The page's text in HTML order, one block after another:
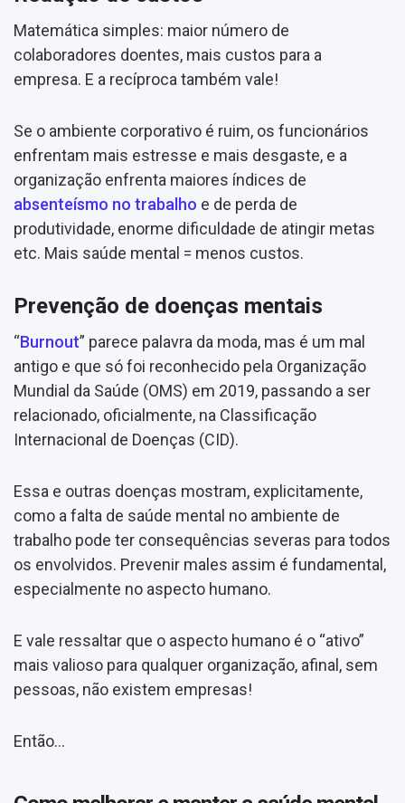
Matemática simples: maior número de
colaboradores doentes, mais custos para a
empresa. E a recíproca também vale!
Se o ambiente corporativo é ruim, os funcionários
enfrentam mais estresse e mais desgaste, e a
organização enfrenta maiores índices de
absenteísmo no trabalho e de perda de
produtividade, enorme dificuldade de atingir metas
etc. Mais saúde mental = menos custos.
Prevenção de doenças mentais
“Burnout” parece palavra da moda, mas é um mal
antigo e que só foi reconhecido pela Organização
Mundial da Saúde (OMS) em 2019, passando a ser
relacionado, oficialmente, na Classificação
Internacional de Doenças (CID).
Essa e outras doenças mostram, explicitamente,
como a falta de saúde mental no ambiente de
trabalho pode ter consequências severas para todos
os envolvidos. Prevenir males assim é fundamental,
especialmente no aspecto humano.
E vale ressaltar que o aspecto humano é o “ativo”
mais valioso para qualquer organização, afinal, sem
pessoas, não existem empresas!
Então...